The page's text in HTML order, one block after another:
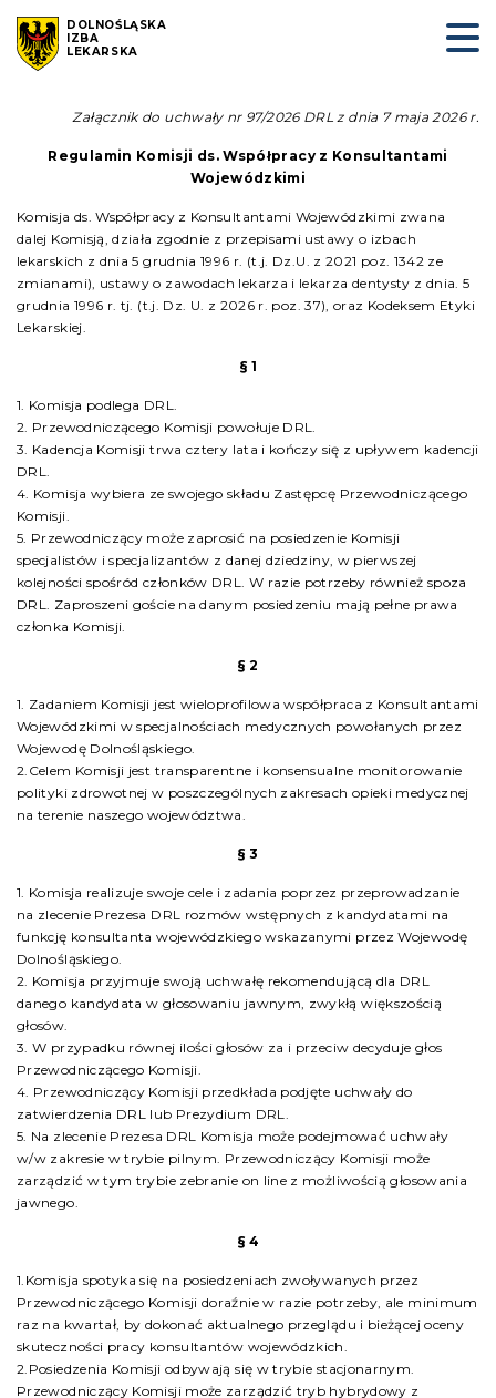
DOLNOŚLĄSKA
IZBA
LEKARSKA
Załącznik do uchwały nr 97/2026 DRL z dnia 7 maja 2026 r.
Regulamin Komisji ds. Współpracy z Konsultantami
Wojewódzkimi
Komisja ds. Współpracy z Konsultantami Wojewódzkimi zwana
dalej Komisją, działa zgodnie z przepisami ustawy o izbach
lekarskich z dnia 5 grudnia 1996 r. (t.j. Dz.U. z 2021 poz. 1342 ze
zmianami), ustawy o zawodach lekarza i lekarza dentysty z dnia. 5
grudnia 1996 r. tj. (t.j. Dz. U. z 2026 r. poz. 37), oraz Kodeksem Etyki
Lekarskiej.
§ 1
1. Komisja podlega DRL.
2. Przewodniczącego Komisji powołuje DRL.
3. Kadencja Komisji trwa cztery lata i kończy się z upływem kadencji
DRL.
4. Komisja wybiera ze swojego składu Zastępcę Przewodniczącego
Komisji.
5. Przewodniczący może zaprosić na posiedzenie Komisji
specjalistów i specjalizantów z danej dziedziny, w pierwszej
kolejności spośród członków DRL. W razie potrzeby również spoza
DRL. Zaproszeni goście na danym posiedzeniu mają pełne prawa
członka Komisji.
§ 2
1. Zadaniem Komisji jest wieloprofilowa współpraca z Konsultantami
Wojewódzkimi w specjalnościach medycznych powołanych przez
Wojewodę Dolnośląskiego.
2.Celem Komisji jest transparentne i konsensualne monitorowanie
polityki zdrowotnej w poszczególnych zakresach opieki medycznej
na terenie naszego województwa.
§ 3
1. Komisja realizuje swoje cele i zadania poprzez przeprowadzanie
na zlecenie Prezesa DRL rozmów wstępnych z kandydatami na
funkcję konsultanta wojewódzkiego wskazanymi przez Wojewodę
Dolnośląskiego.
2. Komisja przyjmuje swoją uchwałę rekomendującą dla DRL
danego kandydata w głosowaniu jawnym, zwykłą większością
głosów.
3. W przypadku równej ilości głosów za i przeciw decyduje głos
Przewodniczącego Komisji.
4. Przewodniczący Komisji przedkłada podjęte uchwały do
zatwierdzenia DRL lub Prezydium DRL.
5. Na zlecenie Prezesa DRL Komisja może podejmować uchwały
w/w zakresie w trybie pilnym. Przewodniczący Komisji może
zarządzić w tym trybie zebranie on line z możliwością głosowania
jawnego.
§ 4
1.Komisja spotyka się na posiedzeniach zwoływanych przez
Przewodniczącego Komisji doraźnie w razie potrzeby, ale minimum
raz na kwartał, by dokonać aktualnego przeglądu i bieżącej oceny
skuteczności pracy konsultantów wojewódzkich.
2.Posiedzenia Komisji odbywają się w trybie stacjonarnym.
Przewodniczący Komisji może zarządzić tryb hybrydowy z